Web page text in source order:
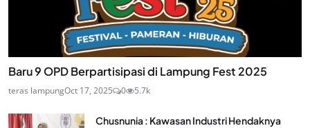
Baru 9 OPD Berpartisipasi di Lampung Fest 2025
teras lampungOct 17, 2025 0 5.7k
Chusnunia : Kawasan Industri Hendaknya